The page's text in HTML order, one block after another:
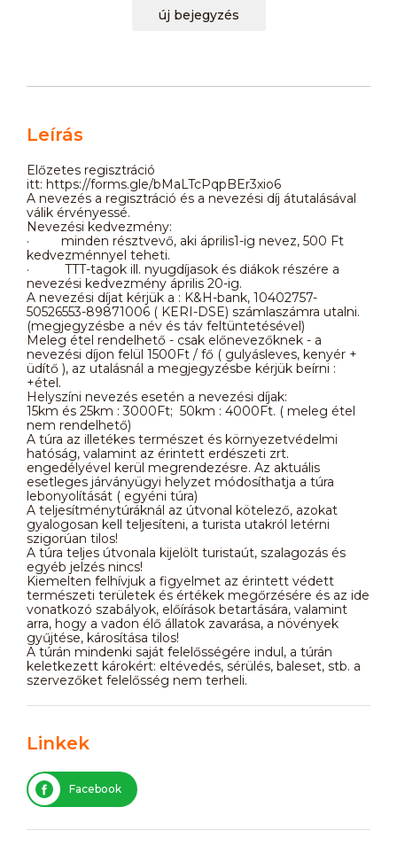
új bejegyzés
Leírás
Előzetes regisztráció
itt: https://forms.gle/bMaLTcPqpBEr3xio6
A nevezés a regisztráció és a nevezési díj átutalásával
válik érvényessé.
Nevezési kedvezmény:
· minden résztvevő, aki április1-ig nevez, 500 Ft
kedvezménnyel teheti.
· TTT-tagok ill. nyugdíjasok és diákok részére a
nevezési kedvezmény április 20-ig.
A nevezési díjat kérjük a : K&H-bank, 10402757-
50526553-89871006 ( KERI-DSE) számlaszámra utalni.
(megjegyzésbe a név és táv feltüntetésével)
Meleg étel rendelhető - csak előnevezőknek - a
nevezési díjon felül 1500Ft / fő ( gulyásleves, kenyér +
üdítő ), az utalásnál a megjegyzésbe kérjük beírni :
+étel.
Helyszíni nevezés esetén a nevezési díjak:
15km és 25km : 3000Ft; 50km : 4000Ft. ( meleg étel
nem rendelhető)
A túra az illetékes természet és környezetvédelmi
hatóság, valamint az érintett erdészeti zrt.
engedélyével kerül megrendezésre. Az aktuális
esetleges járványügyi helyzet módosíthatja a túra
lebonyolítását ( egyéni túra)
A teljesítménytúráknál az útvonal kötelező, azokat
gyalogosan kell teljesíteni, a turista utakról letérni
szigorúan tilos!
A túra teljes útvonala kijelölt turistaút, szalagozás és
egyéb jelzés nincs!
Kiemelten felhívjuk a figyelmet az érintett védett
természeti területek és értékek megőrzésére és az ide
vonatkozó szabályok, előírások betartására, valamint
arra, hogy a vadon élő állatok zavarása, a növények
gyűjtése, károsítása tilos!
A túrán mindenki saját felelősségére indul, a túrán
keletkezett károkért: eltévedés, sérülés, baleset, stb. a
szervezőket felelősség nem terheli.
Linkek
Facebook